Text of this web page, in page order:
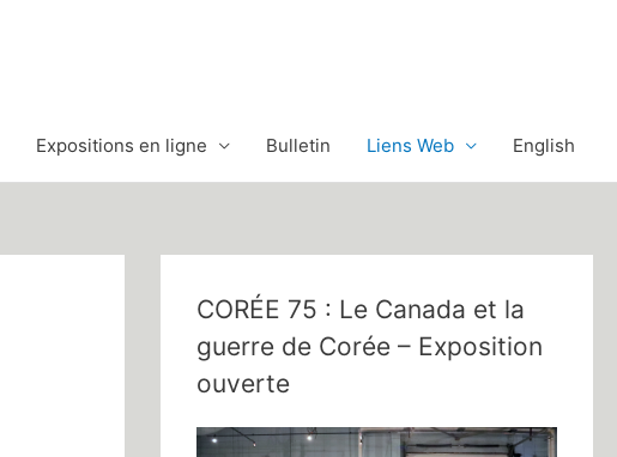
Expositions en ligne Bulletin Liens Web English
CORÉE 75 : Le Canada et la
guerre de Corée – Exposition
ouverte